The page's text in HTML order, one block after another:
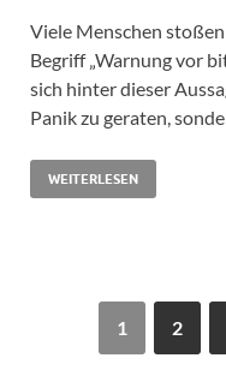
Viele Menschen
Begriff „Warnung vor
sich hinter dieser
Panik zu geraten,
WEITERLESEN
1 2